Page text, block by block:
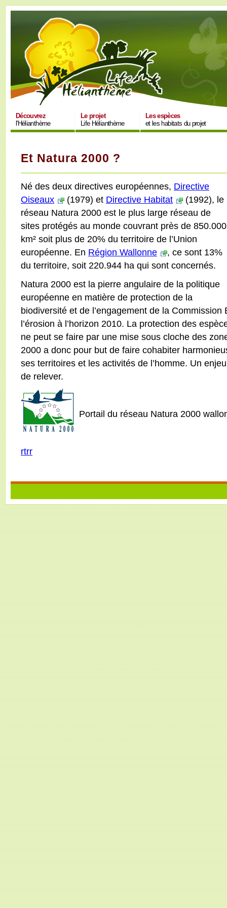
Découvrez
l'Hélianthème
Le projet
Life Hélianthème
Les espèces
et les habitats du projet
Et Natura 2000 ?
Né des deux directives européennes, Directive
Oiseaux
(1979) et Directive Habitat
(1992), le
réseau Natura 2000 est le plus large réseau de
sites protégés au monde couvrant près de 850.000
km² soit plus de 20% du territoire de l’Union
européenne. En Région Wallonne
, ce sont 13%
du territoire, soit 220.944 ha qui sont concernés.
Natura 2000 est la pierre angulaire de la politique
européenne en matière de protection de la
biodiversité et de l’engagement de la
l’érosion à l’horizon 2010. La protection des
ne peut se faire par une mise sous cloche des
2000 a donc pour but de faire cohabiter
ses territoires et les activités de l’homme. Un
de relever.
Portail du réseau Natura 2000
rtrr